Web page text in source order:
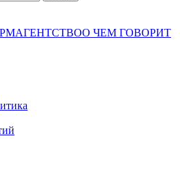
О ЧЕМ ГОВОРИТ